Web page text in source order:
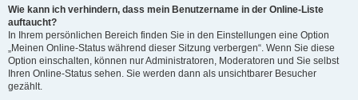
Wie kann ich verhindern, dass mein Benutzername in der Online-Liste
auftaucht?
In Ihrem persönlichen Bereich finden Sie in den Einstellungen eine Option
„Meinen Online-Status während dieser Sitzung verbergen“. Wenn Sie diese
Option einschalten, können nur Administratoren, Moderatoren und Sie selbst
Ihren Online-Status sehen. Sie werden dann als unsichtbarer Besucher
gezählt.